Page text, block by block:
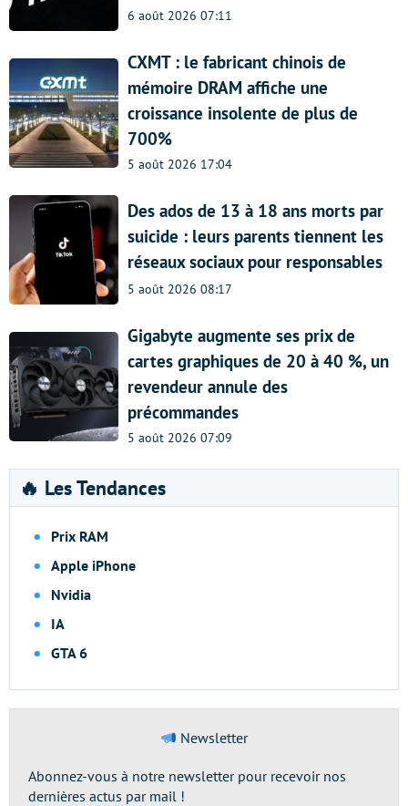
6 août 2026 07:11
CXMT : le fabricant chinois de
mémoire DRAM affiche une
croissance insolente de plus de
700%
5 août 2026 17:04
Des ados de 13 à 18 ans morts par
suicide : leurs parents tiennent les
réseaux sociaux pour responsables
5 août 2026 08:17
Gigabyte augmente ses prix de
cartes graphiques de 20 à 40 %, un
revendeur annule des
précommandes
5 août 2026 07:09
🔥 Les Tendances
Prix RAM
Apple iPhone
Nvidia
IA
GTA 6
Newsletter
Abonnez-vous à notre newsletter pour recevoir nos
dernières actus par mail !